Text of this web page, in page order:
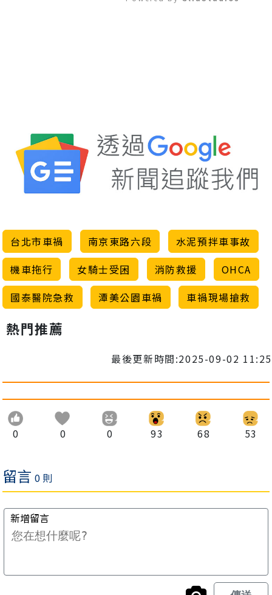
台北市車禍 南京東路六段
水泥預拌車事故
機車拖行
女騎士受困 消防救援
OHCA
國泰醫院急救
潭美公園車禍 車禍現場搶救
熱門推薦
最後更新時間:2025-09-02 11:25
0 0 0 93 68 53